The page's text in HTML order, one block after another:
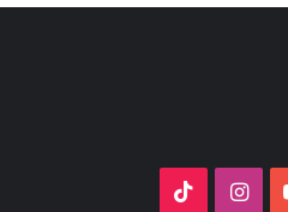
‫YouTubeانستقرام